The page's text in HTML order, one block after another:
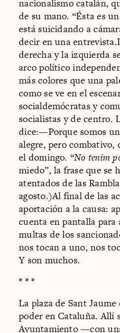
nacionalismo catalán,
de su mano. “Ésta es
está suicidando a
decir en una
derecha y la izquierda
arco político
más colores que una
como se ve en el
socialdemócratas y
socialistas y de centro.
dice:—Porque somos
alegre, pero combativo,
el domingo. “No tenim
miedo”, la frase que se
atentados de las
agosto.)Al final de las
aportación a la causa:
cuenta en pantalla para
multas de los
nos tocan a uno, nos
Y son muchos.
* * *
La plaza de Sant
poder en Cataluña. Allí
Ayuntamiento —con